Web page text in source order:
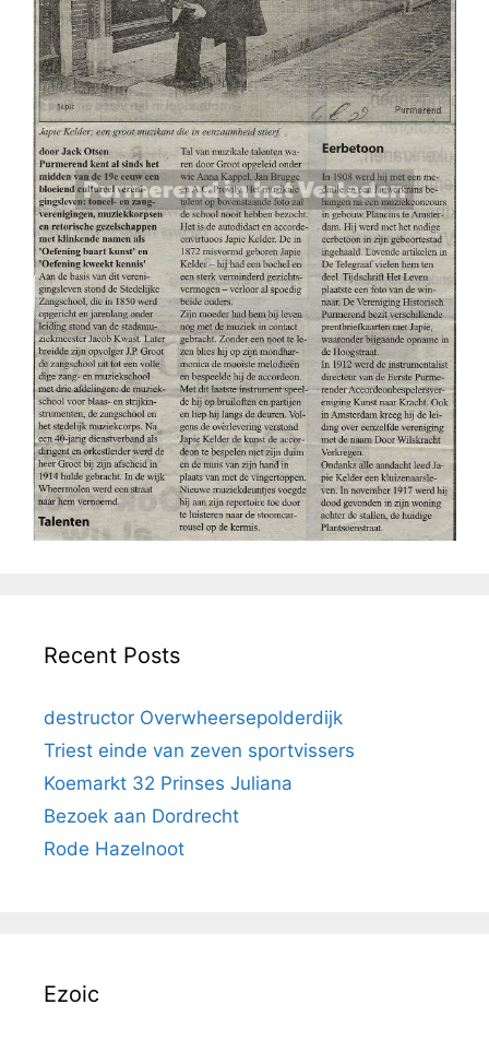
Recent Posts
destructor Overwheersepolderdijk
Triest einde van zeven sportvissers
Koemarkt 32 Prinses Juliana
Bezoek aan Dordrecht
Rode Hazelnoot
Ezoic